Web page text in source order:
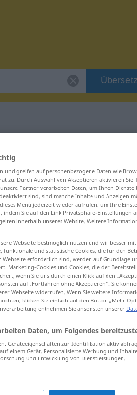
grida → siehe „grido“
und greifen auf personenbezogene Daten wie
zu. Durch Auswahl von Akzeptieren aktivieren Sie
Partner verarbeiten Daten, um Ihnen Dienste
sind, sind manche Inhalte und Anzeigen
Menü jederzeit wieder aufrufen, um Ihre
Sie auf den Link Privatsphäre-Einstellungen
innerhalb unseres Website. Weitere
Webseite bestmöglich nutzen und wir besser
und statistische Cookies, die für den
erforderlich sind, werden auf Grundlage
Marketing-Cookies und Cookies, die der
wenn Sie uns durch einen Klick auf den
auf „Fortfahren ohne Akzeptieren“. Sie
Webseite widerrufen. Wenn Sie weitere
klicken Sie einfach auf den Button „Mehr
entnehmen Sie ansonsten unserer
Daten, um Folgendes
Geräteeigenschaften zur Identifikation aktiv
einem Gerät. Personalisierte Werbung und
und Entwicklung von Dienstleistungen.